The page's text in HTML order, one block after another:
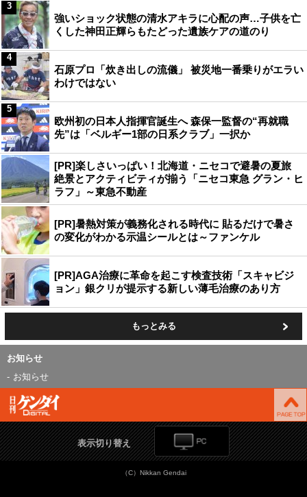
強いショック状態の清水アキラに心配の声…子供を亡
くした神田正輝らもたどった遺族ケアの道のり
3
石原プロ「炊き出しの流儀」 被災地一番乗りがエラい
わけではない
4
欧州初の日本人指揮官誕生へ 森保一監督の“再就職
先”は「ベルギー1部の日系クラブ」一択か
5
[PR]楽しさいっぱい！北海道・ニセコで避暑の夏旅
絶景とアクティビティが揃う「ニセコ東急 グラン・ヒ
ラフ」～東急不動産
[PR]暑熱対策が義務化される時代に 貼るだけで暑さ
の変化がわかる示温シールとは～ファンケル
[PR]AGA治療に革命を起こす検査技術「スキャビジ
ョン」銀クリが提示する新しい薄毛治療のあり方
もっとみる
お知らせ
お知らせ
表示切り替え
（C）Nikkan Gendai